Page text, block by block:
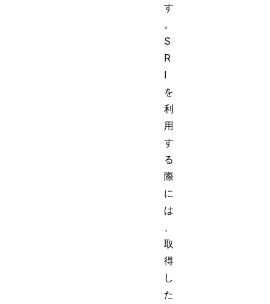
す
。
S
R
I
を
利
用
す
る
際
に
は
取
得
し
た